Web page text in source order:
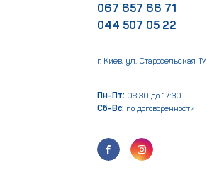
067 657 66 71
044 507 05 22
г. Киев, ул. Старосельская 1У
Пн-Пт: 08:30 до 17:30
Сб-Вс: по договоренности